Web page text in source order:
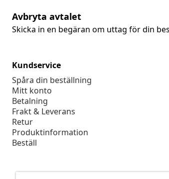
Avbryta avtalet
Skicka in en begäran om uttag för din
Kundservice
Spåra din beställning
Mitt konto
Betalning
Frakt & Leverans
Retur
Produktinformation
Beställ